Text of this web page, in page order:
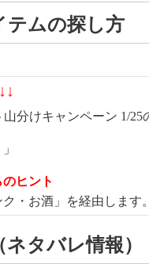
ムの探し方
ヒント
・お酒」を経由します。
タバレ情報）